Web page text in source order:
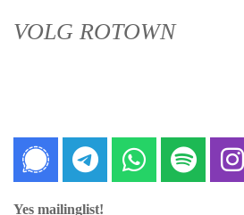
VOLG ROTOWN
Signal
Telegram
Yes mailinglist!